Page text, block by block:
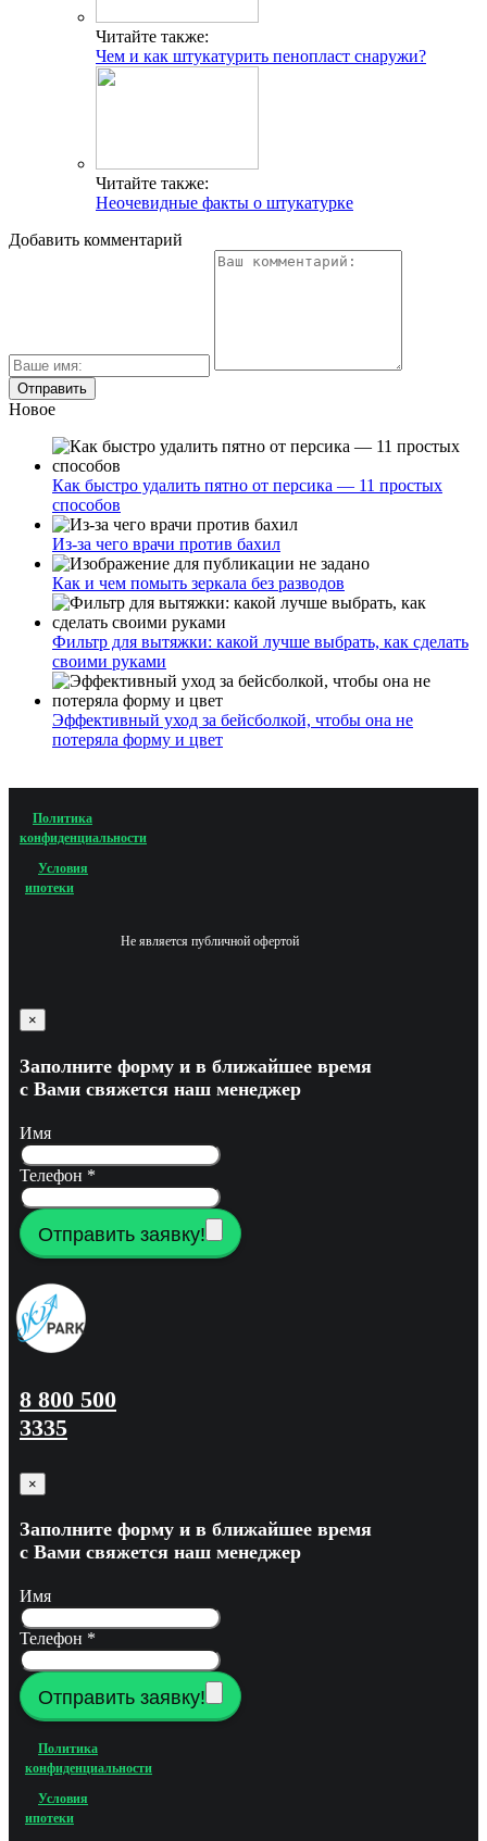
Читайте также:
Чем и как штукатурить пенопласт снаружи?
Читайте также:
Неочевидные факты о штукатурке
Добавить комментарий
Новое
Как быстро удалить пятно от персика — 11 простых
способов
Из-за чего врачи против бахил
Как и чем помыть зеркала без разводов
Фильтр для вытяжки: какой лучше выбрать, как сделать
своими руками
Эффективный уход за бейсболкой, чтобы она не
потеряла форму и цвет
Политика
конфиденциальности
Условия
ипотеки
Не является публичной офертой
×
Заполните форму и в ближайшее время
с Вами свяжется наш менеджер
Имя
Телефон *
Отправить заявку!
8 800 500
3335
×
Заполните форму и в ближайшее время
с Вами свяжется наш менеджер
Имя
Телефон *
Отправить заявку!
Политика
конфиденциальности
Условия
ипотеки